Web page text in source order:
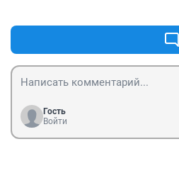
Гость
Войти